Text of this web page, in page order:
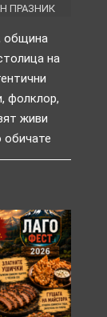
ПРАЗНИК
община
на
фолклор,
живи
обичате